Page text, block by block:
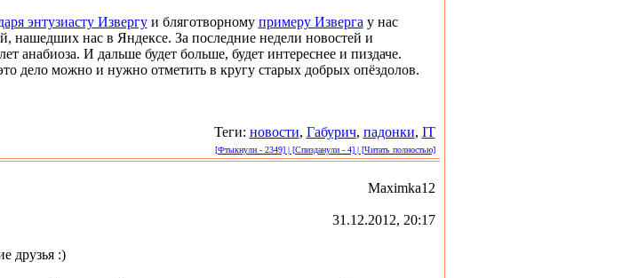
энтузиасту Извергуи бляготворному примеру Изверга у нас
нашедших нас в Яндексе. За последние недели новостей и
анабиоза. И дальше будет больше, будет интереснее и пиздаче.
дело можно и нужно отметить в кругу старых добрых опёздолов.
Теги: новости, Габурич, падонки, IT
[Фтыкнули - 2349] | [Спизданули - 4] | [Читать полностью]
Maximka12
31.12.2012, 20:17
друзья :)